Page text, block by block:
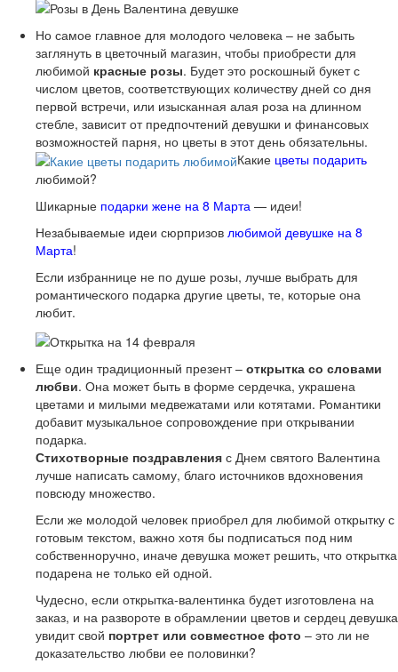
Но самое главное для молодого человека – не забыть
заглянуть в цветочный магазин, чтобы приобрести для
любимой красные розы. Будет это роскошный букет с
числом цветов, соответствующих количеству дней со дня
первой встречи, или изысканная алая роза на длинном
стебле, зависит от предпочтений девушки и финансовых
возможностей парня, но цветы в этот день обязательны.
Какие цветы подарить
любимой?
Шикарные подарки жене на 8 Марта — идеи!
Незабываемые идеи сюрпризов любимой девушке на 8
Марта!
Если избраннице не по душе розы, лучше выбрать для
романтического подарка другие цветы, те, которые она
любит.
Еще один традиционный презент – открытка со словами
любви. Она может быть в форме сердечка, украшена
цветами и милыми медвежатами или котятами. Романтики
добавит музыкальное сопровождение при открывании
подарка.
Стихотворные поздравления с Днем святого Валентина
лучше написать самому, благо источников вдохновения
повсюду множество.
Если же молодой человек приобрел для любимой открытку с
готовым текстом, важно хотя бы подписаться под ним
собственноручно, иначе девушка может решить, что открытка
подарена не только ей одной.
Чудесно, если открытка-валентинка будет изготовлена на
заказ, и на развороте в обрамлении цветов и сердец девушка
увидит свой портрет или совместное фото – это ли не
доказательство любви ее половинки?